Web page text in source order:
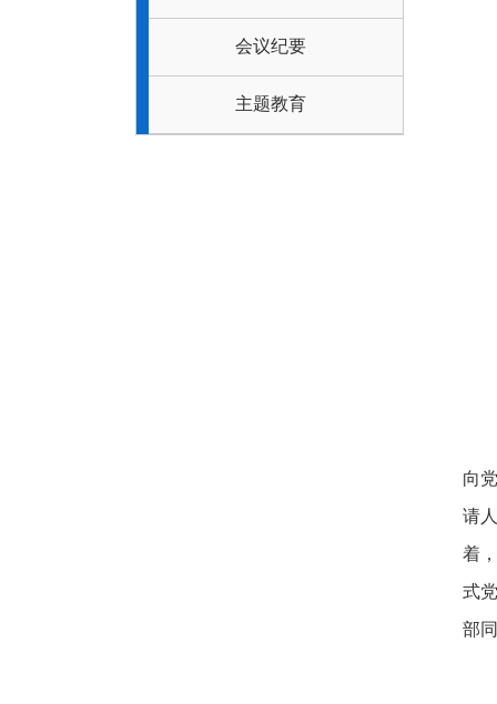
会议纪要
主题教育
向
请
着
式
部